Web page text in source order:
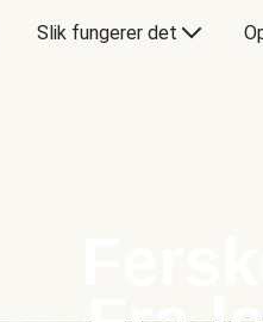
Slik fungerer det